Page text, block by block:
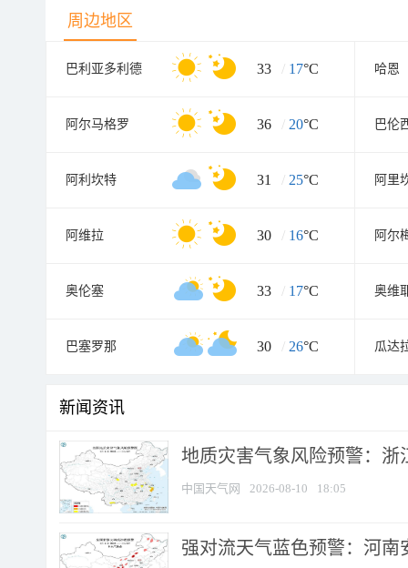
周边地区
巴利亚多利德 33 / 17°C 哈恩
阿尔马格罗 36 / 20°C 巴伦
阿利坎特 31 / 25°C 阿里
阿维拉 30 / 16°C 阿尔
奥伦塞 33 / 17°C 奥维
巴塞罗那 30 / 26°C 瓜达
新闻资讯
地质灾害气象风险预警：浙
中国天气网 2026-08-10 18:05
强对流天气蓝色预警：河南